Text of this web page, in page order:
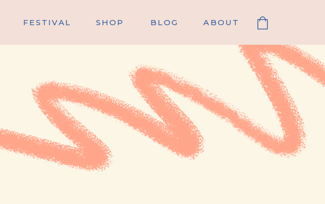
ABOUT
BLOG
SHOP
FESTIVAL